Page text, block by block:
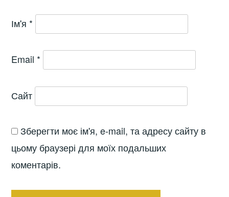
Ім'я *
Email *
Сайт
Зберегти моє ім'я, e-mail, та адресу сайту в
цьому браузері для моїх подальших
коментарів.